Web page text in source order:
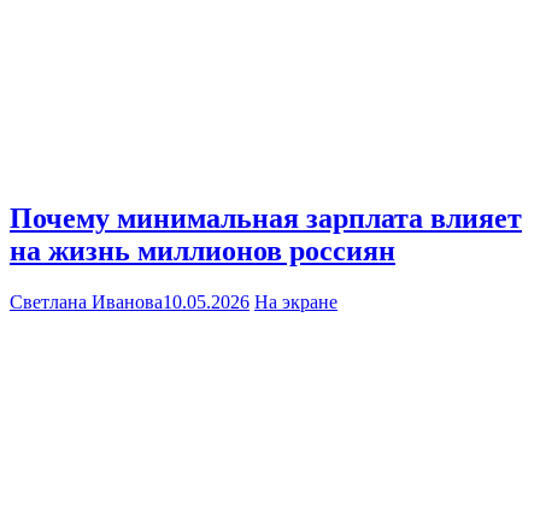
Почему минимальная зарплата влияет
на жизнь миллионов россиян
Светлана Иванова10.05.2026 На экране